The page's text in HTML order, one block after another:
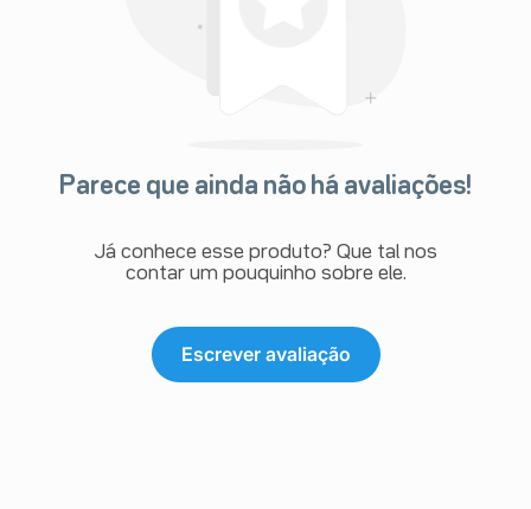
Parece que ainda não há avaliações!
Já conhece esse produto? Que tal nos
contar um pouquinho sobre ele.
Escrever avaliação